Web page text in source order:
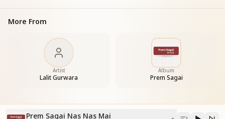
नस नस में तू है समाया
------------------"
More From
Artist
Lalit Gurwara
Album
Prem Sagai
Prem Sagai Nas Nas Mai